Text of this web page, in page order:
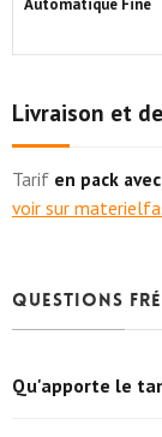
Livraison et
Tarif en pack
voir sur
Questions
Qu'apporte le